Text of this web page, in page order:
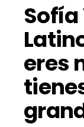
Sofía
eres